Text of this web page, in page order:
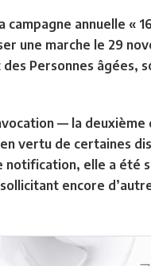
campagne annuelle
une marche le 29
Personnes âgées,
— la
vertu de certaines
elle a été
encore